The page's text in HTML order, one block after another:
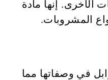
الأخرى. إنها مادة
المشروبات.
في وصفاتها مما